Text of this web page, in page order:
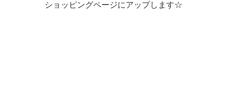
ショッピングページにアップします☆